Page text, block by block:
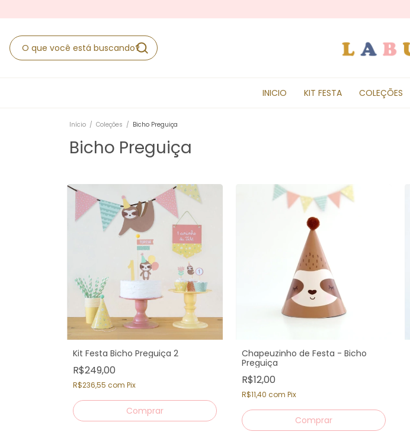
INICIO KIT FESTA COLEÇÕES
Início / Coleções / Bicho Preguiça
Bicho Preguiça
Kit Festa Bicho Preguiça 2
R$249,00
R$236,55 com Pix
Chapeuzinho de Festa - Bicho
Preguiça
R$12,00
R$11,40 com Pix
Comprar